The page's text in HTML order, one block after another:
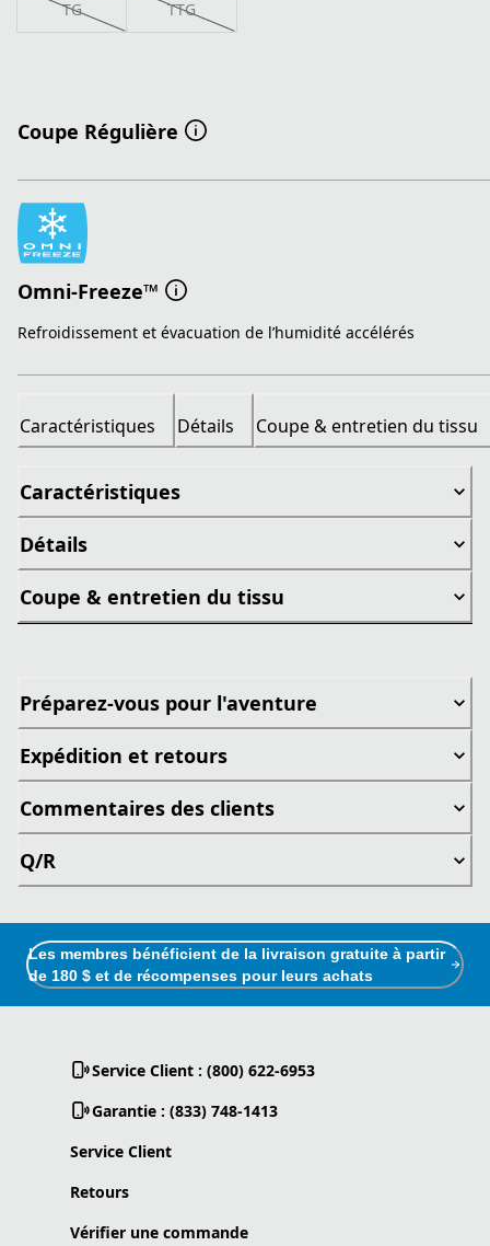
TG TTG
Coupe Régulière
Omni-Freeze™
Refroidissement et évacuation de l’humidité accélérés
Caractéristiques Détails Coupe & entretien du tissu
Caractéristiques
Détails
Coupe & entretien du tissu
Préparez-vous pour l'aventure
Expédition et retours
Commentaires des clients
Q/R
Les membres bénéficient de la livraison gratuite à partir
de 180 $ et de récompenses pour leurs achats
Service Client : (800) 622-6953
Garantie : (833) 748-1413
Service Client
Retours
Vérifier une commande